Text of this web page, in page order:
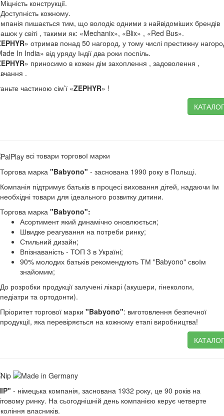
конструкції.
кожному.
пишається тим, що володіє одними з найвідоміших брендів
у світі , такими як: «Mechanix», «Blix» , «Red Bus».
» отримав понад 50 нагород, у тому числі престижну
In India» від уряду Індії два роки поспіль.
» приносимо в кожен дім захоплення , задоволення ,
.
частиною сім’ї «ZEPHYR» !
всі товари торгової марки
Торгова марка "Babyono" - заснована 1990 року в Польщі.
Компанія підтримує батьків в процесі виховання дітей, надаючи їм
необхідні товари для ідеального розвитку дитини.
Торгова марка "Babyono":
Асортимент який динамічно оновлюється;
Швидке реагування на потреби ринку;
Стильний дизайн;
Впізнаваність - ТОП 3 в Україні;
90% молодих батьків рекомендують ТМ "Babyono" своїм
знайомим;
До розробки продукції залучені лікарі (акушери, гінекологи,
педіатри та ортодонти).
Пріоритет торгової марки "Babyono": виготовлення безпечної
продукції, яка перевіряється на кожному етапі виробництва!
- німецька компанія, заснована 1932 року, це 90 років на
ринку. На сьогоднішній день компанією керує четверте
власників.